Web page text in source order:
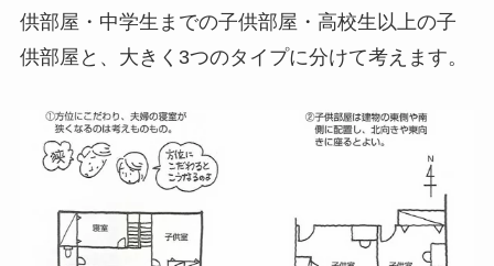
供部屋・中学生までの子供部屋・高校生以上の子
供部屋と、大きく3つのタイプに分けて考えます。